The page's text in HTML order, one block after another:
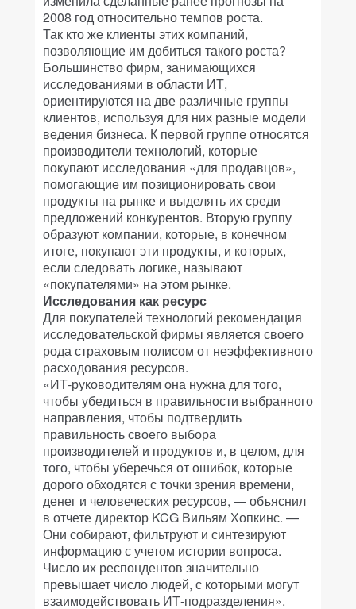
2008 год относительно темпов роста.
Так кто же клиенты этих компаний,
позволяющие им добиться такого роста?
Большинство фирм, занимающихся
исследованиями в области ИТ,
ориентируются на две различные группы
клиентов, используя для них разные модели
ведения бизнеса. К первой группе относятся
производители технологий, которые
покупают исследования «для продавцов»,
помогающие им позиционировать свои
продукты на рынке и выделять их среди
предложений конкурентов. Вторую группу
образуют компании, которые, в конечном
итоге, покупают эти продукты, и которых,
если следовать логике, называют
«покупателями» на этом рынке.
Исследования как ресурс
Для покупателей технологий рекомендация
исследовательской фирмы является своего
рода страховым полисом от неэффективного
расходования ресурсов.
«ИТ-руководителям она нужна для того,
чтобы убедиться в правильности выбранного
направления, чтобы подтвердить
правильность своего выбора
производителей и продуктов и, в целом, для
того, чтобы уберечься от ошибок, которые
дорого обходятся с точки зрения времени,
денег и человеческих ресурсов, — объяснил
в отчете директор KCG Вильям Хопкинс. —
Они собирают, фильтруют и синтезируют
информацию с учетом истории вопроса.
Число их респондентов значительно
превышает число людей, с которыми могут
взаимодействовать ИТ-подразделения».